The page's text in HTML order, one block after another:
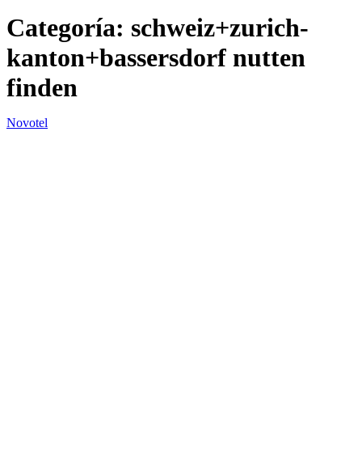
Categoría: schweiz+zurich-
kanton+bassersdorf nutten
finden
Novotel